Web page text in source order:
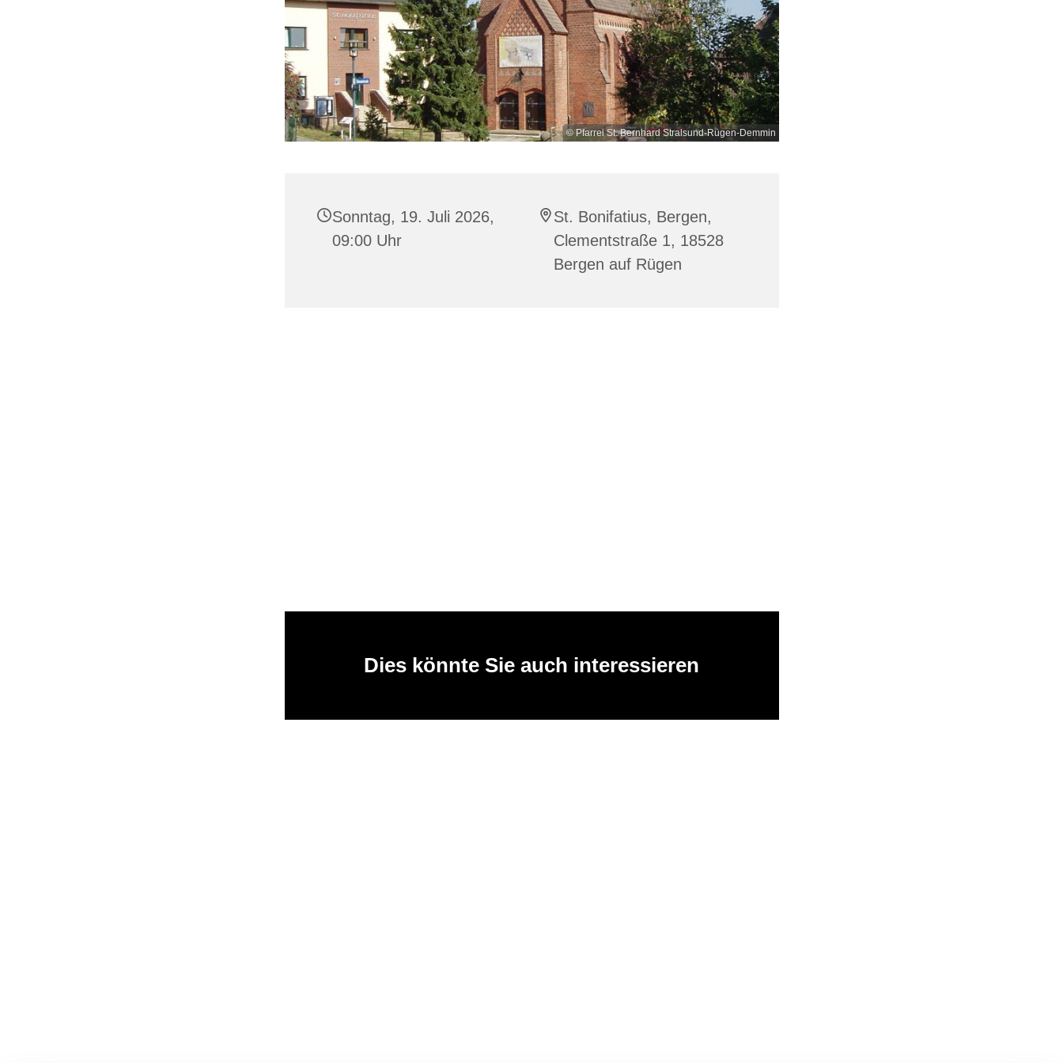
© Pfarrei St. Bernhard Stralsund-Rügen-Demmin
Sonntag, 19. Juli 2026,
09:00 Uhr
St. Bonifatius, Bergen,
Clementstraße 1, 18528
Bergen auf Rügen
Dies könnte Sie auch interessieren